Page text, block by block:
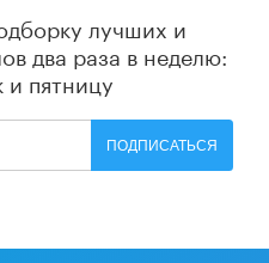
лучших и
два раза в неделю:
и пятницу
ПОДПИСАТЬСЯ